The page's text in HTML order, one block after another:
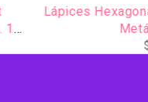
Lápices
$